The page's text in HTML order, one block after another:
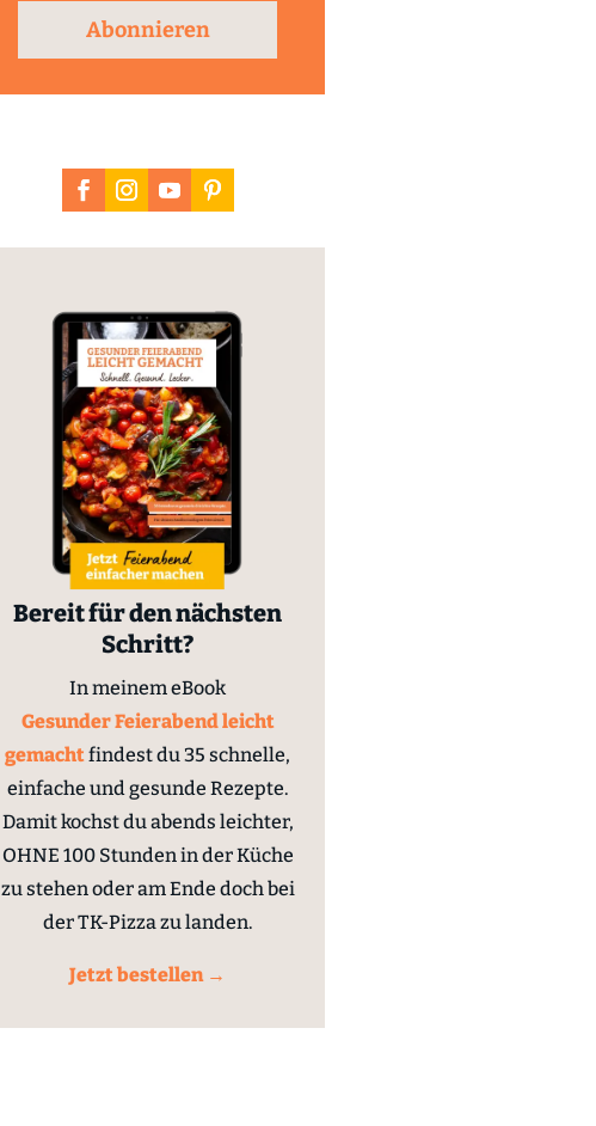
Abonnieren
Bereit für den nächsten
Schritt?
In meinem eBook
Gesunder Feierabend leicht
gemachtfindest du 35 schnelle,
einfache und gesunde Rezepte.
Damit kochst du abends leichter,
OHNE 100 Stunden in der Küche
zu stehen oder am Ende doch bei
der TK-Pizza zu landen.
Jetzt bestellen →